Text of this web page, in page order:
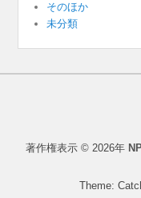
そのほか
未分類
著作権表示 © 2026年
Theme: